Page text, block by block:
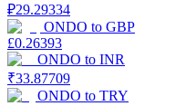
₽29.29334
ONDO to GBP
£0.26393
ONDO to INR
₹33.87709
ONDO to TRY